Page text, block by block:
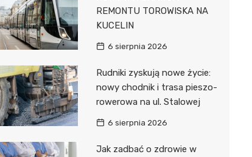
REMONTU TOROWISKA NA
KUCELIN
6 sierpnia 2026
Rudniki zyskują nowe życie:
nowy chodnik i trasa pieszo-
rowerowa na ul. Stalowej
6 sierpnia 2026
Jak zadbać o zdrowie w